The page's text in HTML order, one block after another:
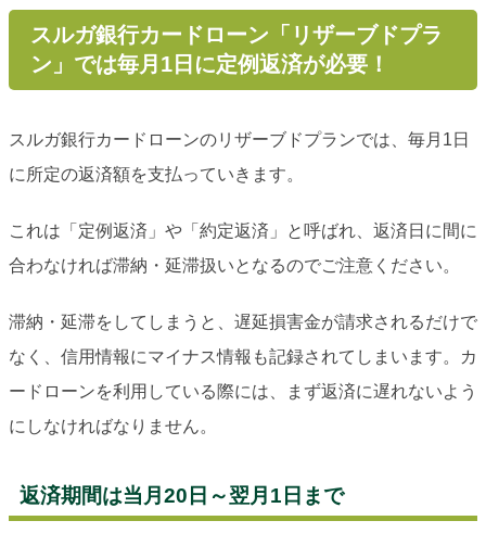
スルガ銀行カードローン「リザーブドプラ
ン」では毎月1日に定例返済が必要！
スルガ銀行カードローンのリザーブドプランでは、毎月1日
に所定の返済額を支払っていきます。
これは「定例返済」や「約定返済」と呼ばれ、返済日に間に
合わなければ滞納・延滞扱いとなるのでご注意ください。
滞納・延滞をしてしまうと、遅延損害金が請求されるだけで
なく、信用情報にマイナス情報も記録されてしまいます。カ
ードローンを利用している際には、まず返済に遅れないよう
にしなければなりません。
返済期間は当月20日～翌月1日まで